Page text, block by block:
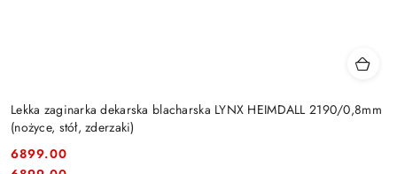
Lekka zaginarka dekarska blacharska LYNX HEIMDALL 2190/0,8mm
(nożyce, stół, zderzaki)
6899.00